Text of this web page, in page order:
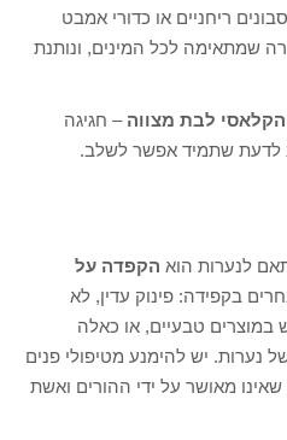
ריחניים או כדורי אמבט
שמתאימה לכל המינים, ונותנת
הקלאסי לבת מצווה – חגיגה
לנערות הוא הקפדה על
בקפידה: פינוק עדין, לא
במוצרים טבעיים, או כאלה
נערות. יש להימנע מטיפולי פנים
שאינו מאושר על ידי ההורים ואשת